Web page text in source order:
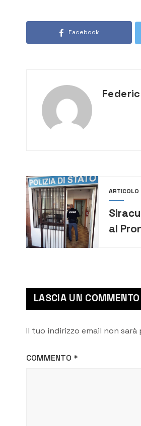
Facebook
ARTICOLO
al
LASCIA UN COMMENTO
Il tuo indirizzo email non
COMMENTO *